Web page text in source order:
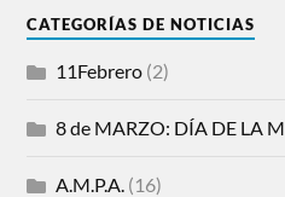
CATEGORÍAS DE NOTICIAS
11Febrero (2)
8 de MARZO: DÍA DE LA
A.M.P.A. (16)